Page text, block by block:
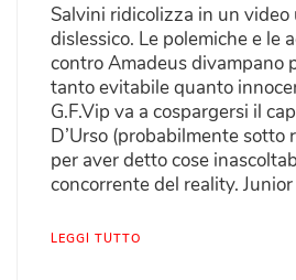
Salvini ridicolizza in un
dislessico. Le polemiche e le
contro Amadeus divampano
tanto evitabile quanto
G.F.Vip va a cospargersi il
D’Urso (probabilmente sotto
per aver detto cose
concorrente del reality.
LEGGI TUTTO